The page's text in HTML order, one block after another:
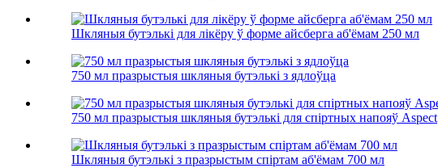
Шкляныя бутэлькі для лікёру ў форме айсберга аб'ёмам 250 мл
750 мл празрыстыя шкляныя бутэлькі з ядлоўца
750 мл празрыстыя шкляныя бутэлькі для спіртных напояў Aspect
Шкляныя бутэлькі з празрыстым спіртам аб'ёмам 700 мл